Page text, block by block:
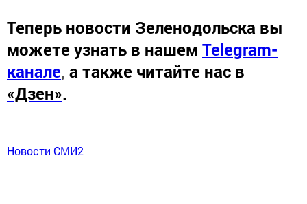
Теперь новости Зеленодольска вы
можете узнать в нашем Telegram-
канале, а также читайте нас в
«Дзен».
Новости СМИ2